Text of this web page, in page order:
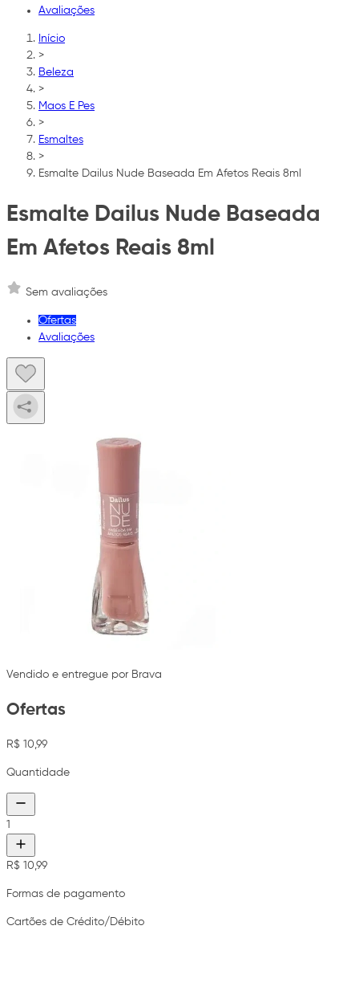
Avaliações
Início
>
Beleza
>
Maos E Pes
>
Esmaltes
>
Esmalte Dailus Nude Baseada Em Afetos Reais 8ml
Esmalte Dailus Nude Baseada
Em Afetos Reais 8ml
Sem avaliações
Ofertas
Avaliações
Vendido e entregue por Brava
Ofertas
R$ 10,99
Quantidade
1
R$ 10,99
Formas de pagamento
Cartões de Crédito/Débito